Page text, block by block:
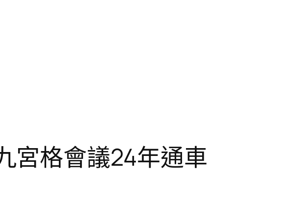
宮格會議24年通車